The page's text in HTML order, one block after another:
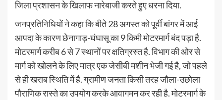
जिला प्रशासन के खिलाफ नारेबाजी करते हुए धरना दिया.
जनप्रतिनिधियों ने कहा कि बीते 28 अगस्त को पूर्वी बांगर में आई
आपदा के कारण छेनागाड़-घंघासू का 9 किमी मोटरमार्ग बंद पड़ा है.
मोटरमार्ग करीब 6 से 7 स्थानों पर क्षतिग्रस्त है. विभाग की ओर से
मार्ग को खोलने के लिए मात्र एक जेसीबी मशीन भेजी गई है, जो पहले
से ही खराब स्थिति में है. ग्रामीण जनता किसी तरह जौला-उछोला
पौराणिक रास्ते का उपयोग करके आवागमन कर रही है. मोटरमार्ग के